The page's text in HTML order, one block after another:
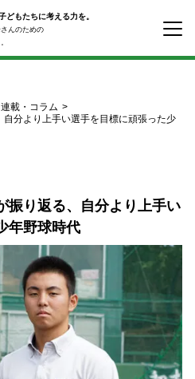
どもたちに考える力を。
んのための
連載・コラム
分より上手い選手を目標に頑張った少
振り返る、自分より上手い
年野球時代